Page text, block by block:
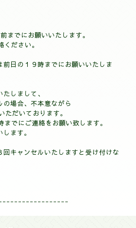
までにお願いいたします。
ださい。
前日の１９時までにお願いいたしま
しまして、
場合、不本意ながら
ただいております。
でにご連絡をお願い致します。
ます。
回キャンセルいたしますと受け付けな